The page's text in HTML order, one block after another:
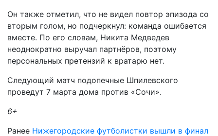
Он также отметил, что не видел повтор эпизода со
вторым голом, но подчеркнул: команда ошибается
вместе. По его словам, Никита Медведев
неоднократно выручал партнёров, поэтому
персональных претензий к вратарю нет.
Следующий матч подопечные Шпилевского
проведут 7 марта дома против «Сочи».
6+
Ранее Нижегородские футболистки вышли в финал